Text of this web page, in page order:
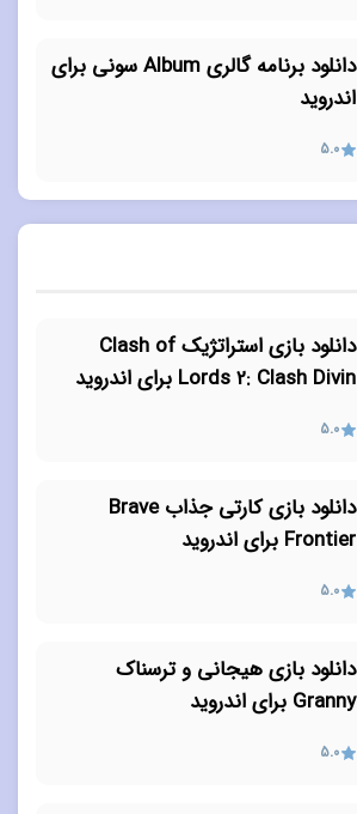
دانلود بازی استراتژیک Clash of
Lords 2: Clash Divin برای اندروید
5.0
دانلود بازی کارتی جذاب Brave
Frontier برای اندروید
5.0
دانلود بازی هیجانی و ترسناک
Granny برای اندروید
5.0
دانلود برنامه گالری Album سونی برای
اندروید
5.0